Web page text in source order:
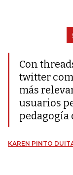
Con
twitter
más
usuarios
pedagogía
KAREN PINTO